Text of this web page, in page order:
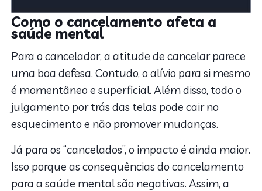
Como o cancelamento afeta a
saúde mental
Para o cancelador, a atitude de cancelar parece
uma boa defesa. Contudo, o alívio para si mesmo
é momentâneo e superficial. Além disso, todo o
julgamento por trás das telas pode cair no
esquecimento e não promover mudanças.
Já para os “cancelados”, o impacto é ainda maior.
Isso porque as consequências do cancelamento
para a saúde mental são negativas. Assim, a